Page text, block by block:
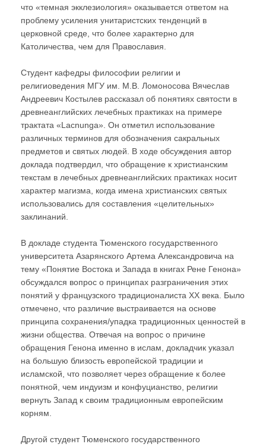
что «темная экклезиология» оказывается ответом на
проблему усиления унитаристских тенденций в
церковной среде, что более характерно для
Католичества, чем для Православия.
Студент кафедры философии религии и
религиоведения МГУ им. М.В. Ломоносова Вячеслав
Андреевич Костылев рассказал об понятиях святости в
древнеанглийских лечебных практиках на примере
трактата «Lacnunga». Он отметил использование
различных терминов для обозначения сакральных
предметов и святых людей. В ходе обсуждения автор
доклада подтвердил, что обращение к христианским
текстам в лечебных древнеанглийских практиках носит
характер магизма, когда имена христианских святых
использовались для составления «целительных»
заклинаний.
В докладе студента Тюменского государственного
университета Азарянского Артема Александровича на
тему «Понятие Востока и Запада в книгах Рене Генона»
обсуждался вопрос о принципах разграничения этих
понятий у французского традиционалиста XX века. Было
отмечено, что различие выстраивается на основе
принципа сохранения/упадка традиционных ценностей в
жизни общества. Отвечая на вопрос о причине
обращения Генона именно в ислам, докладчик указал
на большую близость европейской традиции и
исламской, что позволяет через обращение к более
понятной, чем индуизм и конфуцианство, религии
вернуть Запад к своим традиционным европейским
корням.
Другой студент Тюменского государственного